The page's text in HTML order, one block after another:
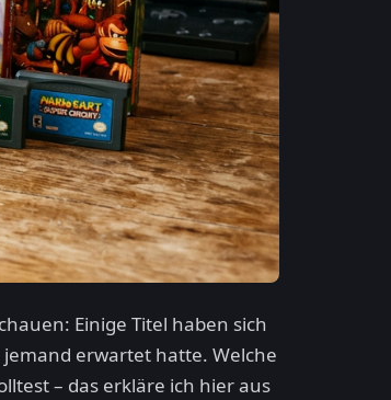
Einige Titel haben sich
erwartet hatte. Welche
– das erkläre ich hier aus